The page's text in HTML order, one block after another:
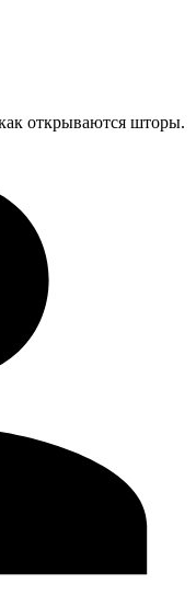
открываются шторы.